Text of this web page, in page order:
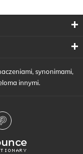
synonimami,
innymi.